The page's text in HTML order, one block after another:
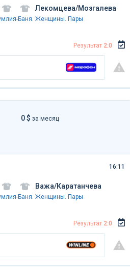
Лекомцева/Мозгалева
Баня. Женщины. Пары
Результат 2:0
0 $ за месяц
16:11
Важа/Каратанчева
Баня. Женщины. Пары
Результат 2:0